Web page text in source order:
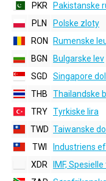
PKR
Pakistanske
PLN
Polske zloty
RON
Rumenske
BGN
Bulgarske lev
SGD
Singapore
THB
Thailandske
TRY Tyrkiske lira
TWD Taiwanske
TWI
Industriens
XDR
IMF,